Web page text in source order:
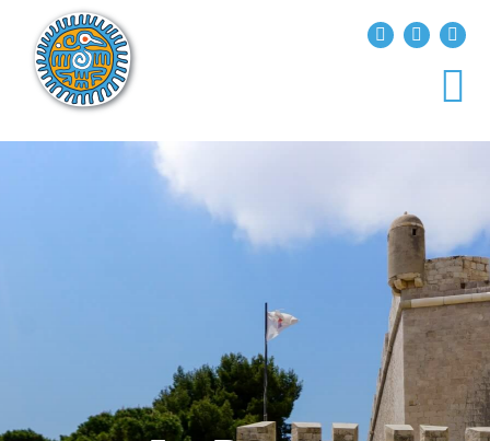
replica rolex air king watches
INICIO
DESTINOS
ARTÍCULOS
ENTREVISTAS
¿QUIÉN SOY?